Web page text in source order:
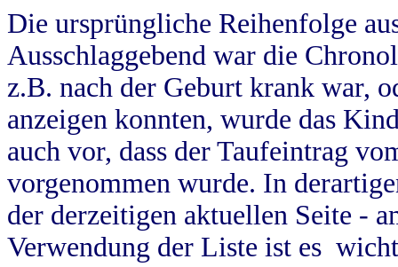
Die ursprüngliche Reihenfolge
Ausschlaggebend war die
z.B. nach der Geburt krank war,
anzeigen konnten, wurde das
auch vor, dass der Taufeintrag
vorgenommen wurde. In
der derzeitigen aktuellen Seite -
Verwendung der Liste ist es